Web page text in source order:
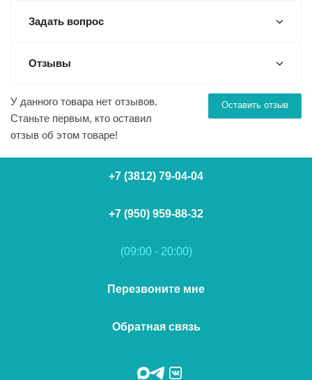
Задать вопрос
Отзывы
Оставить отзыв
У данного товара нет отзывов.
Станьте первым, кто оставил
отзыв об этом товаре!
+7 (3812) 79-04-04
+7 (950) 959-88-32
(09:00 - 20:00)
Перезвоните мне
Обратная связь